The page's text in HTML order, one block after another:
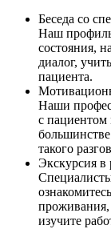
Беседа со
Наш
состояния,
диалог,
пациента.
Наши
с пациентом
такого
Экскурсия в
проживания,
изучите